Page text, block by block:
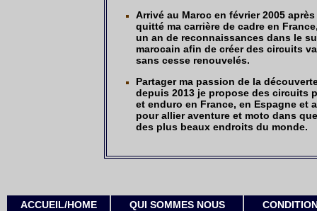
Arrivé au Maroc en février 2005
quitté ma carrière de cadre en
un an de reconnaissances dans le
marocain afin de créer des circuits
sans cesse renouvelés.
Partager ma passion de la
depuis 2013 je propose des circuits
et enduro en France, en Espagne et
pour allier aventure et moto dans
des plus beaux endroits du monde.
ACCUEIL/HOME QUI SOMMES NOUS